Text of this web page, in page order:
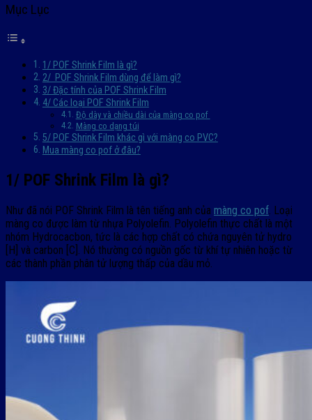
Mục Lục
1/ POF Shrink Film là gì?
2/ POF Shrink Film dùng để làm gì?
3/ Đặc tính của POF Shrink Film
4/ Các loại POF Shrink Film
Độ dày và chiều dài của màng co pof
Màng co dạng túi
5/ POF Shrink Film khác gì với màng co PVC?
Mua màng co pof ở đâu?
1/ POF Shrink Film là gì?
Như đã nói POF Shrink Film là tên tiếng anh của màng co pof. Loại
màng co được làm từ nhựa Polyolefin. Polyolefin thực chất là một
nhóm Hydrocacbon, tức là các hợp chất có chứa nguyên tử hydro
[H] và carbon [C]. Nó thường có nguồn gốc từ khí tự nhiên hoặc từ
các thành phần phân tử lượng thấp của dầu mỏ.